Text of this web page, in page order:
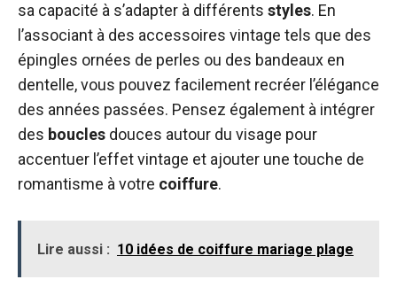
sa capacité à s’adapter à différents styles. En
l’associant à des accessoires vintage tels que des
épingles ornées de perles ou des bandeaux en
dentelle, vous pouvez facilement recréer l’élégance
des années passées. Pensez également à intégrer
des boucles douces autour du visage pour
accentuer l’effet vintage et ajouter une touche de
romantisme à votre coiffure.
Lire aussi : 10 idées de coiffure mariage plage